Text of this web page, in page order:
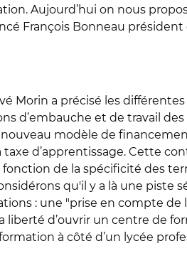
Aujourd’hui on nous
François Bonneau président
Morin a précisé les
d’embauche et de travail
modèle de
d’apprentissage. Cette
de la spécificité des
qu'il y a là une piste
: une "prise en compte
d’ouvrir un centre de
à côté d’un lycée